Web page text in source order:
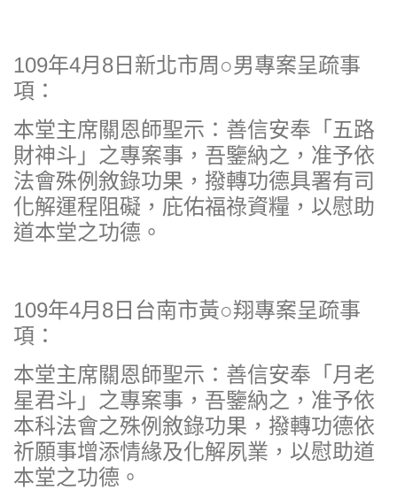
109年4月8日新北市周○男專案呈疏事
項：
本堂主席關恩師聖示：善信安奉「五路
財神斗」之專案事，吾鑒納之，准予依
法會殊例敘錄功果，撥轉功德具署有司
化解運程阻礙，庇佑福祿資糧，以慰助
道本堂之功德。
109年4月8日台南市黃○翔專案呈疏事
項：
本堂主席關恩師聖示：善信安奉「月老
星君斗」之專案事，吾鑒納之，准予依
本科法會之殊例敘錄功果，撥轉功德依
祈願事增添情緣及化解夙業，以慰助道
本堂之功德。